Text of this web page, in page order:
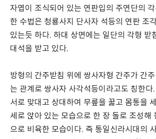
자엽이 조식되어 있는 연판입의 주연단의 각
한 수법은 청룡사지 단사자 석등의 연판 조
있는듯 하다. 하대 상면에는 일단의 각형 받
대석을 받고 있다.
방형의 간주받침 위에 쌍사자형 간주가 간
는 관계로 쌍사자 사각석등이라고도 칭한다
서로 맞대고 상대하여 무릎을 꿇고 몸통을
세로 앉아 있는 모습으로 한 장 돌로 조성해
으로 비육한 모습이다. 즉 통일신라시대의